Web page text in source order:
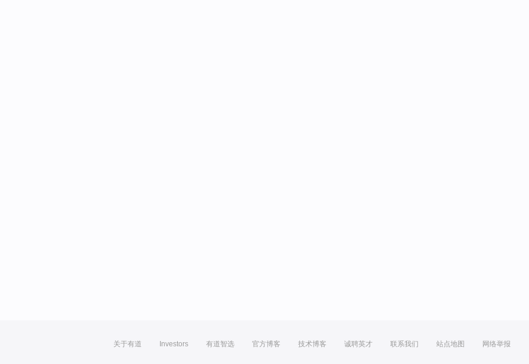
关于有道 Investors 有道智选 官方博客 技术博客 诚聘英才 联系我们 站点地图 网络举报